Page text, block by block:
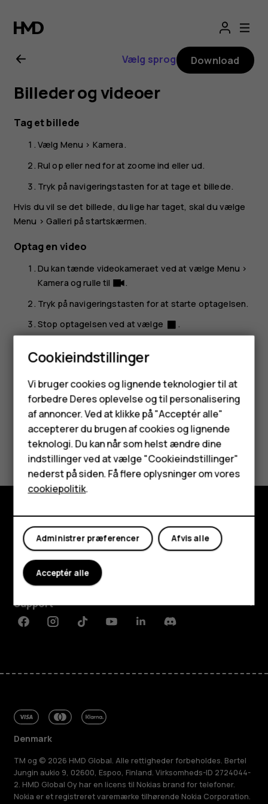
Brugervejledning
til
Nokia
225
4G
(2024)
Smartphones
Feature-telefoner
Tilbehør
HMD Terra M
Tablets
Min konto
Vælg sprog Download
Billeder og videoer
Tag et billede
Vælg Menu > Kamera.
Rul op eller ned for at zoome ind eller ud.
Tryk på navigeringstasten for at tage et billede.
Hvis du vil se det billede, du lige har taget, skal du vælge
Menu > Galleri på startskærmen.
Optag en video
Du kan tænde videokameraet ved at vælge Menu >
Kamera og rulle til
.
Tryk på navigeringstasten for at starte optagelsen.
Stop optagelsen ved at vælge
.
Menu>Videoerpå startskærmen.
Synes du, dette var nyttigt?
Ja Nej
Udforsk
Om
Planet and people
Support
FacebookInstagramTiktokYoutubeLinkedinDiscord
Denmark
TM og © 2026 HMD Global. Alle rettigheder forbeholdes. Bertel
Jungin aukio 9, 02600, Espoo, Finland. Virksomheds-ID 2724044-
2. HMD Global Oy har en licens til Nokias brand for telefoner.
Nokia er et registreret varemærke tilhørende Nokia Corporation.
Cookieindstillinger
Vi bruger cookies og lignende teknologier til at
forbedre Deres oplevelse og til personalisering
af annoncer. Ved at klikke på "Acceptér alle"
accepterer du brugen af cookies og lignende
teknologi. Du kan når som helst ændre dine
indstillinger ved at vælge "Cookieindstillinger"
nederst på siden. Få flere oplysninger om vores
cookiepolitik.
Afvis alle
Administrer præferencer
Acceptér alle